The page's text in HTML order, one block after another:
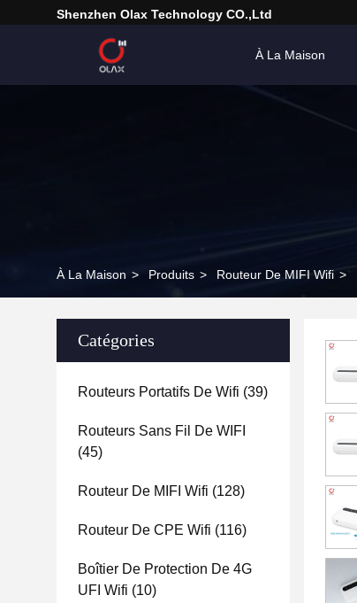
Shenzhen Olax Technology CO.,Ltd
À La Maison
À La Maison > Produits > Routeur De MIFI Wifi >
Catégories
Routeurs Portatifs De Wifi (39)
Routeurs Sans Fil De WIFI
(45)
Routeur De MIFI Wifi (128)
Routeur De CPE Wifi (116)
Boîtier De Protection De 4G
UFI Wifi (10)